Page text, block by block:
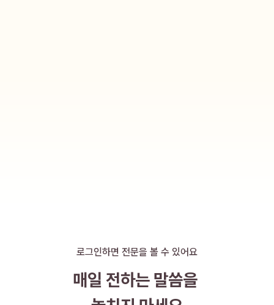
로그인하면 전문을 볼 수 있어요
매일 전하는 말씀을